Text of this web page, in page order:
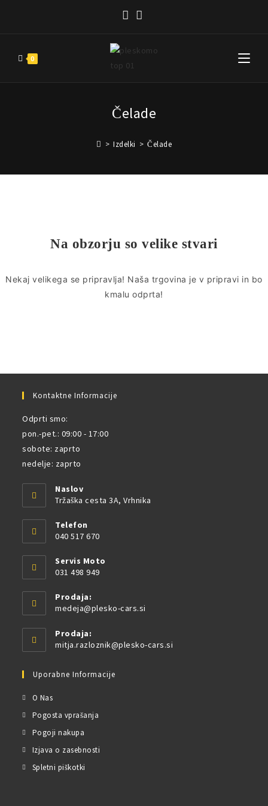
0
Čelade
> Izdelki > Čelade
Na obzorju so velike stvari
Nekaj ​​velikega se pripravlja! Naša trgovina je v pripravi in ​​bo
kmalu odprta!
Kontaktne Informacije
Odprti smo:
pon.-pet.: 09:00 - 17:00
sobote: zaprto
nedelje: zaprto
Naslov
Tržaška cesta 3A, Vrhnika
Telefon
040 517 670
Servis Moto
031 498 949
Prodaja:
medeja@plesko-cars.si
Prodaja:
mitja.razloznik@plesko-cars.si
Uporabne Informacije
O Nas
Pogosta vprašanja
Pogoji nakupa
Izjava o zasebnosti
Spletni piškotki